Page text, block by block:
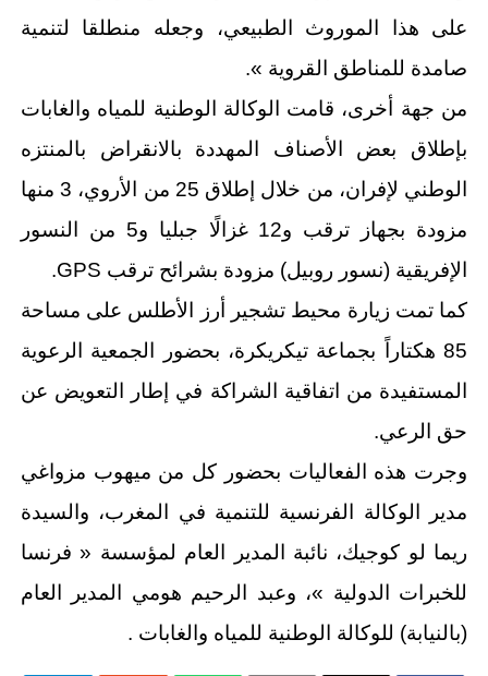
على هذا الموروث الطبيعي، وجعله منطلقا لتنمية
صامدة للمناطق القروية ».
من جهة أخرى، قامت الوكالة الوطنية للمياه والغابات
بإطلاق بعض الأصناف المهددة بالانقراض بالمنتزه
الوطني لإفران، من خلال إطلاق 25 من الأروي، 3 منها
مزودة بجهاز ترقب و12 غزالًا جبليا و5 من النسور
الإفريقية (نسور روبيل) مزودة بشرائح ترقب GPS.
كما تمت زيارة محيط تشجير أرز الأطلس على مساحة
85 هكتاراً بجماعة تيكريكرة، بحضور الجمعية الرعوية
المستفيدة من اتفاقية الشراكة في إطار التعويض عن
حق الرعي.
وجرت هذه الفعاليات بحضور كل من ميهوب مزواغي
مدير الوكالة الفرنسية للتنمية في المغرب، والسيدة
ريما لو كوجيك، نائبة المدير العام لمؤسسة « فرنسا
للخبرات الدولية »، وعبد الرحيم هومي المدير العام
(بالنيابة) للوكالة الوطنية للمياه والغابات .